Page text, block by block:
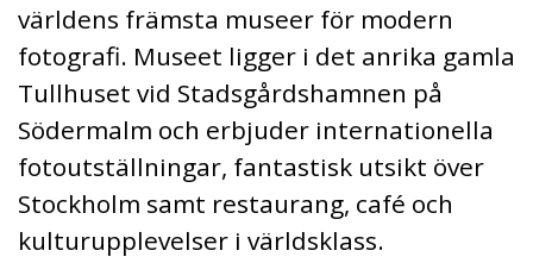
världens främsta museer för modern
fotografi. Museet ligger i det anrika gamla
Tullhuset vid Stadsgårdshamnen på
Södermalm och erbjuder internationella
fotoutställningar, fantastisk utsikt över
Stockholm samt restaurang, café och
kulturupplevelser i världsklass.